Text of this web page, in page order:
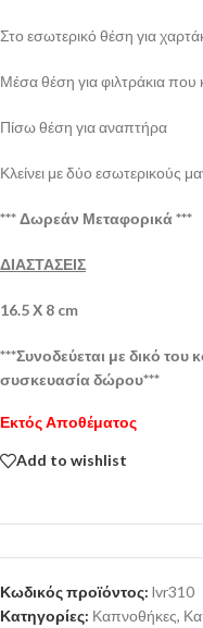
Στο εσωτερικό θέση για
Μέσα θέση για φιλτράκια που
Πίσω θέση για αναπτήρα
Κλείνει με δύο εσωτερικούς
*** Δωρεάν Μεταφορικά ***
ΔΙΑΣΤΑΣΕΙΣ
16.5 Χ 8 cm
***Συνοδεύεται με δικό του
συσκευασία δώρου***
Εκτός Αποθέματος
Add to wishlist
Κωδικός προϊόντος: lvr310
Κατηγορίες: Καπνοθήκες,